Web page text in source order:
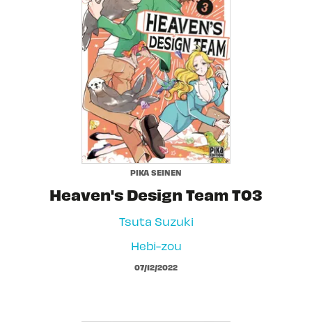
PIKA SEINEN
Heaven's Design Team T03
Tsuta Suzuki
Hebi-zou
07/12/2022